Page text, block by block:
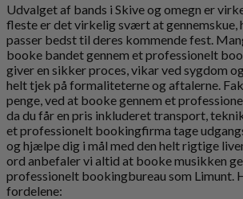
Udvalget af bands i Skive og omegn er
fleste er det virkelig svært at gennemskue,
passer bedst til deres kommende fest.
booke bandet gennem et professionelt
giver en sikker proces, vikar ved sygdom
helt tjek på formaliteterne og aftalerne.
penge, ved at booke gennem et
da du får en pris inkluderet transport,
et professionelt bookingfirma tage
og hjælpe dig i mål med den helt rigtige
ord anbefaler vi altid at booke musikken
professionelt bookingbureau som Limunt.
fordelene: